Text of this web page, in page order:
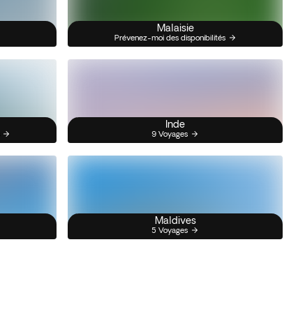
Malaisie
Prévenez-moi des disponibilités
Inde
9 Voyages
Maldives
5 Voyages